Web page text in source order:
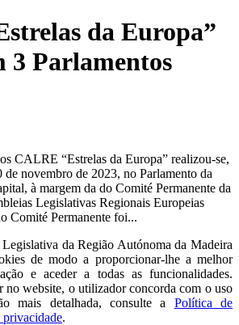
da Europa”
3 Parlamentos
CALRE “Estrelas da Europa” realizou-se,
de novembro de 2023, no Parlamento da
à margem da do Comité Permanente da
Legislativas Regionais Europeias
Comité Permanente foi...
da Região Autónoma da Madeira
de modo a proporcionar-lhe a melhor
e aceder a todas as funcionalidades.
no website, o utilizador concorda com o uso
mais detalhada, consulte a
Política de
privacidade.